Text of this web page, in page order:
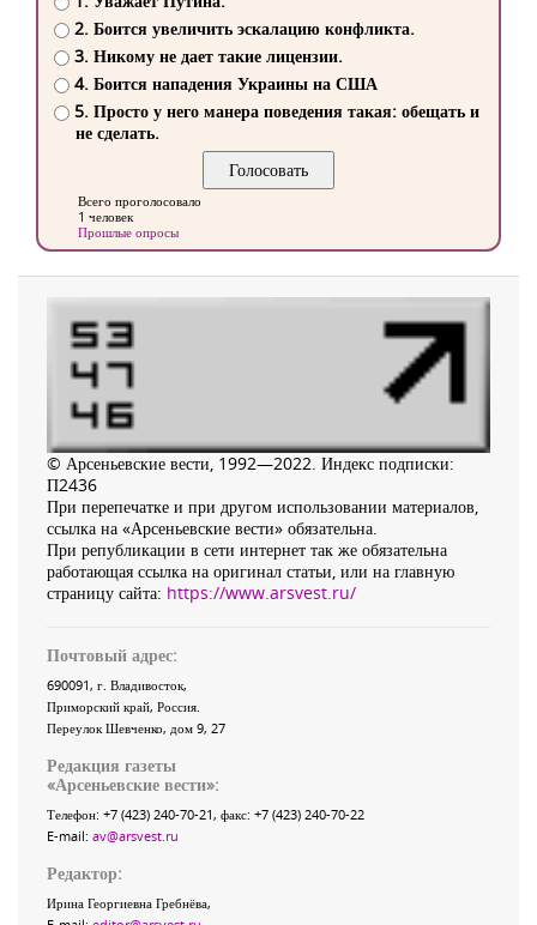
2. Боится увеличить эскалацию конфликта.
3. Никому не дает такие лицензии.
4. Боится нападения Украины на США
5. Просто у него манера поведения такая: обещать и
не сделать.
Всего проголосовало
1 человек
Прошлые опросы
© Арсеньевские вести, 1992—2022. Индекс подписки:
П2436
При перепечатке и при другом использовании материалов,
ссылка на «Арсеньевские вести» обязательна.
При републикации в сети интернет так же обязательна
работающая ссылка на оригинал статьи, или на главную
страницу сайта: https://www.arsvest.ru/
Почтовый адрес:
690091, г. Владивосток,
Приморский край, Россия.
Переулок Шевченко, дом 9, 27
Редакция газеты
«Арсеньевские вести»:
Телефон: +7 (423) 240-70-21, факс: +7 (423) 240-70-22
E-mail: av@arsvest.ru
Редактор:
Ирина Георгиевна Гребнёва,